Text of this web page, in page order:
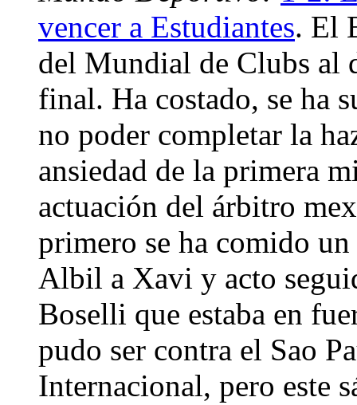
vencer a Estudiantes. El
del Mundial de Clubs al
final. Ha costado, se ha
no poder completar la
ansiedad de la primera
actuación del árbitro
primero se ha comido
Albil a Xavi y acto
Boselli que estaba en
pudo ser contra el Sao
Internacional, pero este